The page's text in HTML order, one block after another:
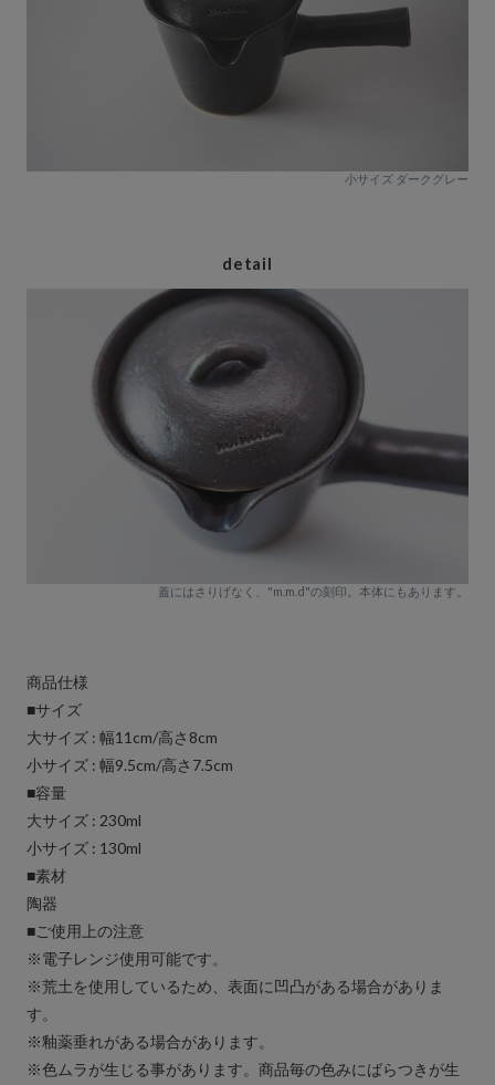
小サイズ ダークグレー
detail
蓋にはさりげなく、"m.m.d"の刻印。本体にもあります。
商品仕様
■サイズ
大サイズ : 幅11cm/高さ8cm
小サイズ : 幅9.5cm/高さ7.5cm
■容量
大サイズ : 230ml
小サイズ : 130ml
■素材
陶器
■ご使用上の注意
※電子レンジ使用可能です。
※荒土を使用しているため、表面に凹凸がある場合がありま
す。
※釉薬垂れがある場合があります。
※色ムラが生じる事があります。商品毎の色みにばらつきが生